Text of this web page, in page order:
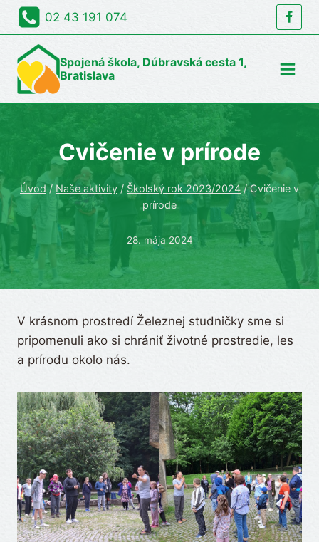
Skip
content
02 43 191 074
Spojená škola, Dúbravská cesta 1,
Bratislava
Cvičenie v prírode
Úvod/ Naše aktivity / Školský rok 2023/2024/Cvičenie v
prírode
28. mája 2024
V krásnom prostredí Železnej studničky sme si
pripomenuli ako si chrániť životné prostredie, les
a prírodu okolo nás.